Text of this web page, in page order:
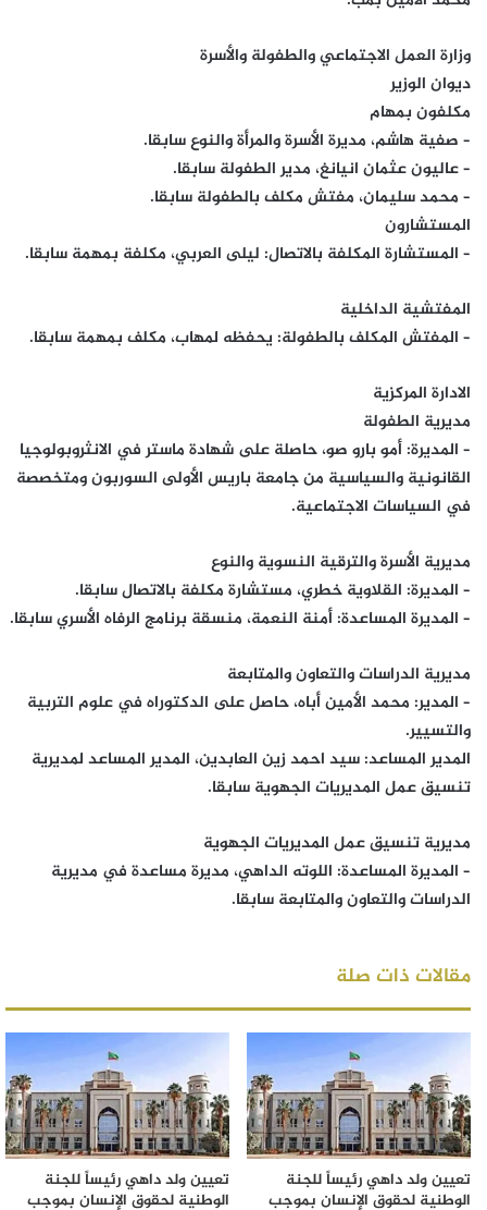
وزارة العمل الاجتماعي والطفولة والأسرة
ديوان الوزير
مكلفون بمهام
– صفية هاشم، مديرة الأسرة والمرأة والنوع سابقا.
– عاليون عثمان انيانغ، مدير الطفولة سابقا.
– محمد سليمان، مفتش مكلف بالطفولة سابقا.
المستشارون
– المستشارة المكلفة بالاتصال: ليلى العربي، مكلفة بمهمة سابقا.
المفتشية الداخلية
– المفتش المكلف بالطفولة: يحفظه لمهاب، مكلف بمهمة سابقا.
الادارة المركزية
مديرية الطفولة
– المديرة: أمو بارو صو، حاصلة على شهادة ماستر في الانثروبولوجيا
القانونية والسياسية من جامعة باريس الأولى السوربون ومتخصصة
في السياسات الاجتماعية.
مديرية الأسرة والترقية النسوية والنوع
– المديرة: القلاوية خطري، مستشارة مكلفة بالاتصال سابقا.
– المديرة المساعدة: أمنة النعمة، منسقة برنامج الرفاه الأسري سابقا.
مديرية الدراسات والتعاون والمتابعة
– المدير: محمد الأمين أباه، حاصل على الدكتوراه في علوم التربية
والتسيير.
المدير المساعد: سيد احمد زين العابدين، المدير المساعد لمديرية
تنسيق عمل المديريات الجهوية سابقا.
مديرية تنسيق عمل المديريات الجهوية
– المديرة المساعدة: اللوته الداهي، مديرة مساعدة في مديرية
الدراسات والتعاون والمتابعة سابقا.
مقالات ذات صلة
تعيين ولد داهي رئيساً للجنة
الوطنية لحقوق الإنسان بموجب
تعيين ولد داهي رئيساً للجنة
الوطنية لحقوق الإنسان بموجب